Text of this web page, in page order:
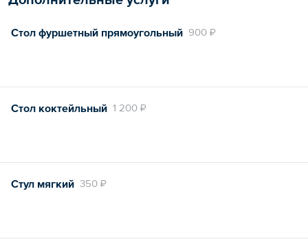
900 ₽
Стол фуршетный прямоугольный
1 200 ₽
Стол коктейльный
350 ₽
Стул мягкий